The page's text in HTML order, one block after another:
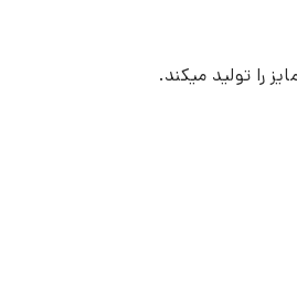
را توليد ميكند.